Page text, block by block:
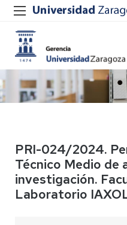
PRI-024/2024.
Técnico Medio de
investigación.
Laboratorio